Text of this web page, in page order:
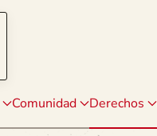
Comunidad Derechos